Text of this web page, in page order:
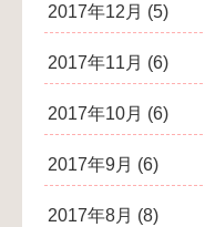
2017年12月 (5)
2017年11月 (6)
2017年10月 (6)
2017年9月 (6)
2017年8月 (8)